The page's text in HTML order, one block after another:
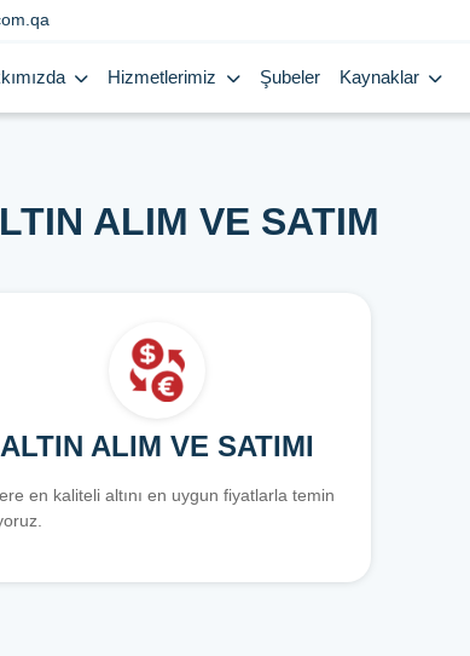
Hizmetlerimiz Şubeler Kaynaklar
ALIM VE SATIM
ALTIN ALIM VE SATIMI
en kaliteli altını en uygun fiyatlarla temin